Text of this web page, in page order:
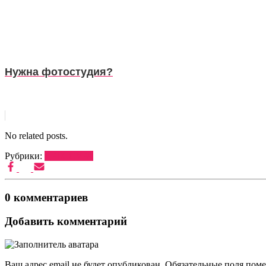
Нужна фотостудия?
No related posts.
Рубрики:
0 комментариев
Добавить комментарий